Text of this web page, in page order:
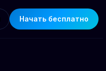
Начать бесплатно